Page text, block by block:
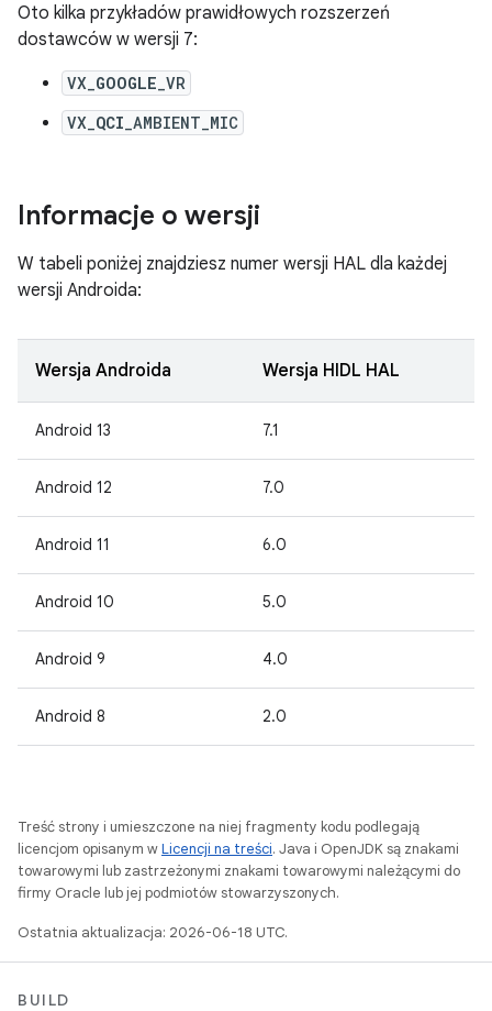
Oto kilka przykładów prawidłowych rozszerzeń
dostawców w wersji 7:
VX_ GOOGLE _VR
VX_ QCI _AMBIENT_MIC
Informacje o wersji
W tabeli poniżej znajdziesz numer wersji HAL dla każdej
wersji Androida:
Wersja Androida Wersja HIDL HAL
Android 13 7.1
Android 12 7.0
Android 11 6.0
Android 10 5.0
Android 9 4.0
Android 8 2.0
Treść strony i umieszczone na niej fragmenty kodu podlegają
licencjom opisanym wLicencji na treści. Java i OpenJDK są znakami
towarowymi lub zastrzeżonymi znakami towarowymi należącymi do
firmy Oracle lub jej podmiotów stowarzyszonych.
Ostatnia aktualizacja: 2026-06-18 UTC.
BUILD